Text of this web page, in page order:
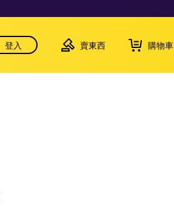
登入 賣東西 購物車